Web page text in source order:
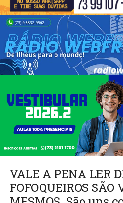
VALE A PENA LER
FOFOQUEIROS